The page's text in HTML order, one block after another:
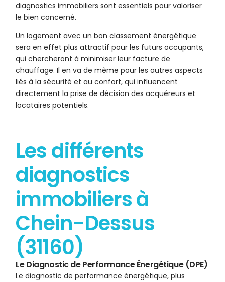
diagnostics immobiliers sont essentiels pour valoriser
le bien concerné.
Un logement avec un bon classement énergétique
sera en effet plus attractif pour les futurs occupants,
qui chercheront à minimiser leur facture de
chauffage. Il en va de même pour les autres aspects
liés à la sécurité et au confort, qui influencent
directement la prise de décision des acquéreurs et
locataires potentiels.
Les différents
diagnostics
immobiliers à
Chein-Dessus
(31160)
Le Diagnostic de Performance Énergétique (DPE)
Le diagnostic de performance énergétique, plus